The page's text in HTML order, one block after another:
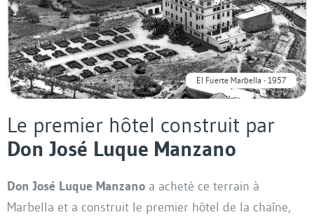
El Fuerte Marbella - 1957
Le premier hôtel construit par
Don José Luque Manzano
Don José Luque Manzano a acheté ce terrain à
Marbella et a construit le premier hôtel de la chaîne,